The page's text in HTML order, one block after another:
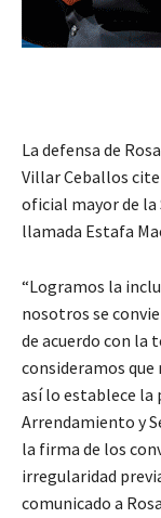
La defensa de
Villar Ceballos
oficial mayor de la
llamada Estafa
“Logramos la
nosotros se
de acuerdo con la
consideramos que
así lo establece la
Arrendamiento y
la firma de los
irregularidad
comunicado a